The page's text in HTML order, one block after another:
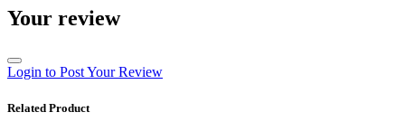
Your review
Login to Post Your Review
Related Product